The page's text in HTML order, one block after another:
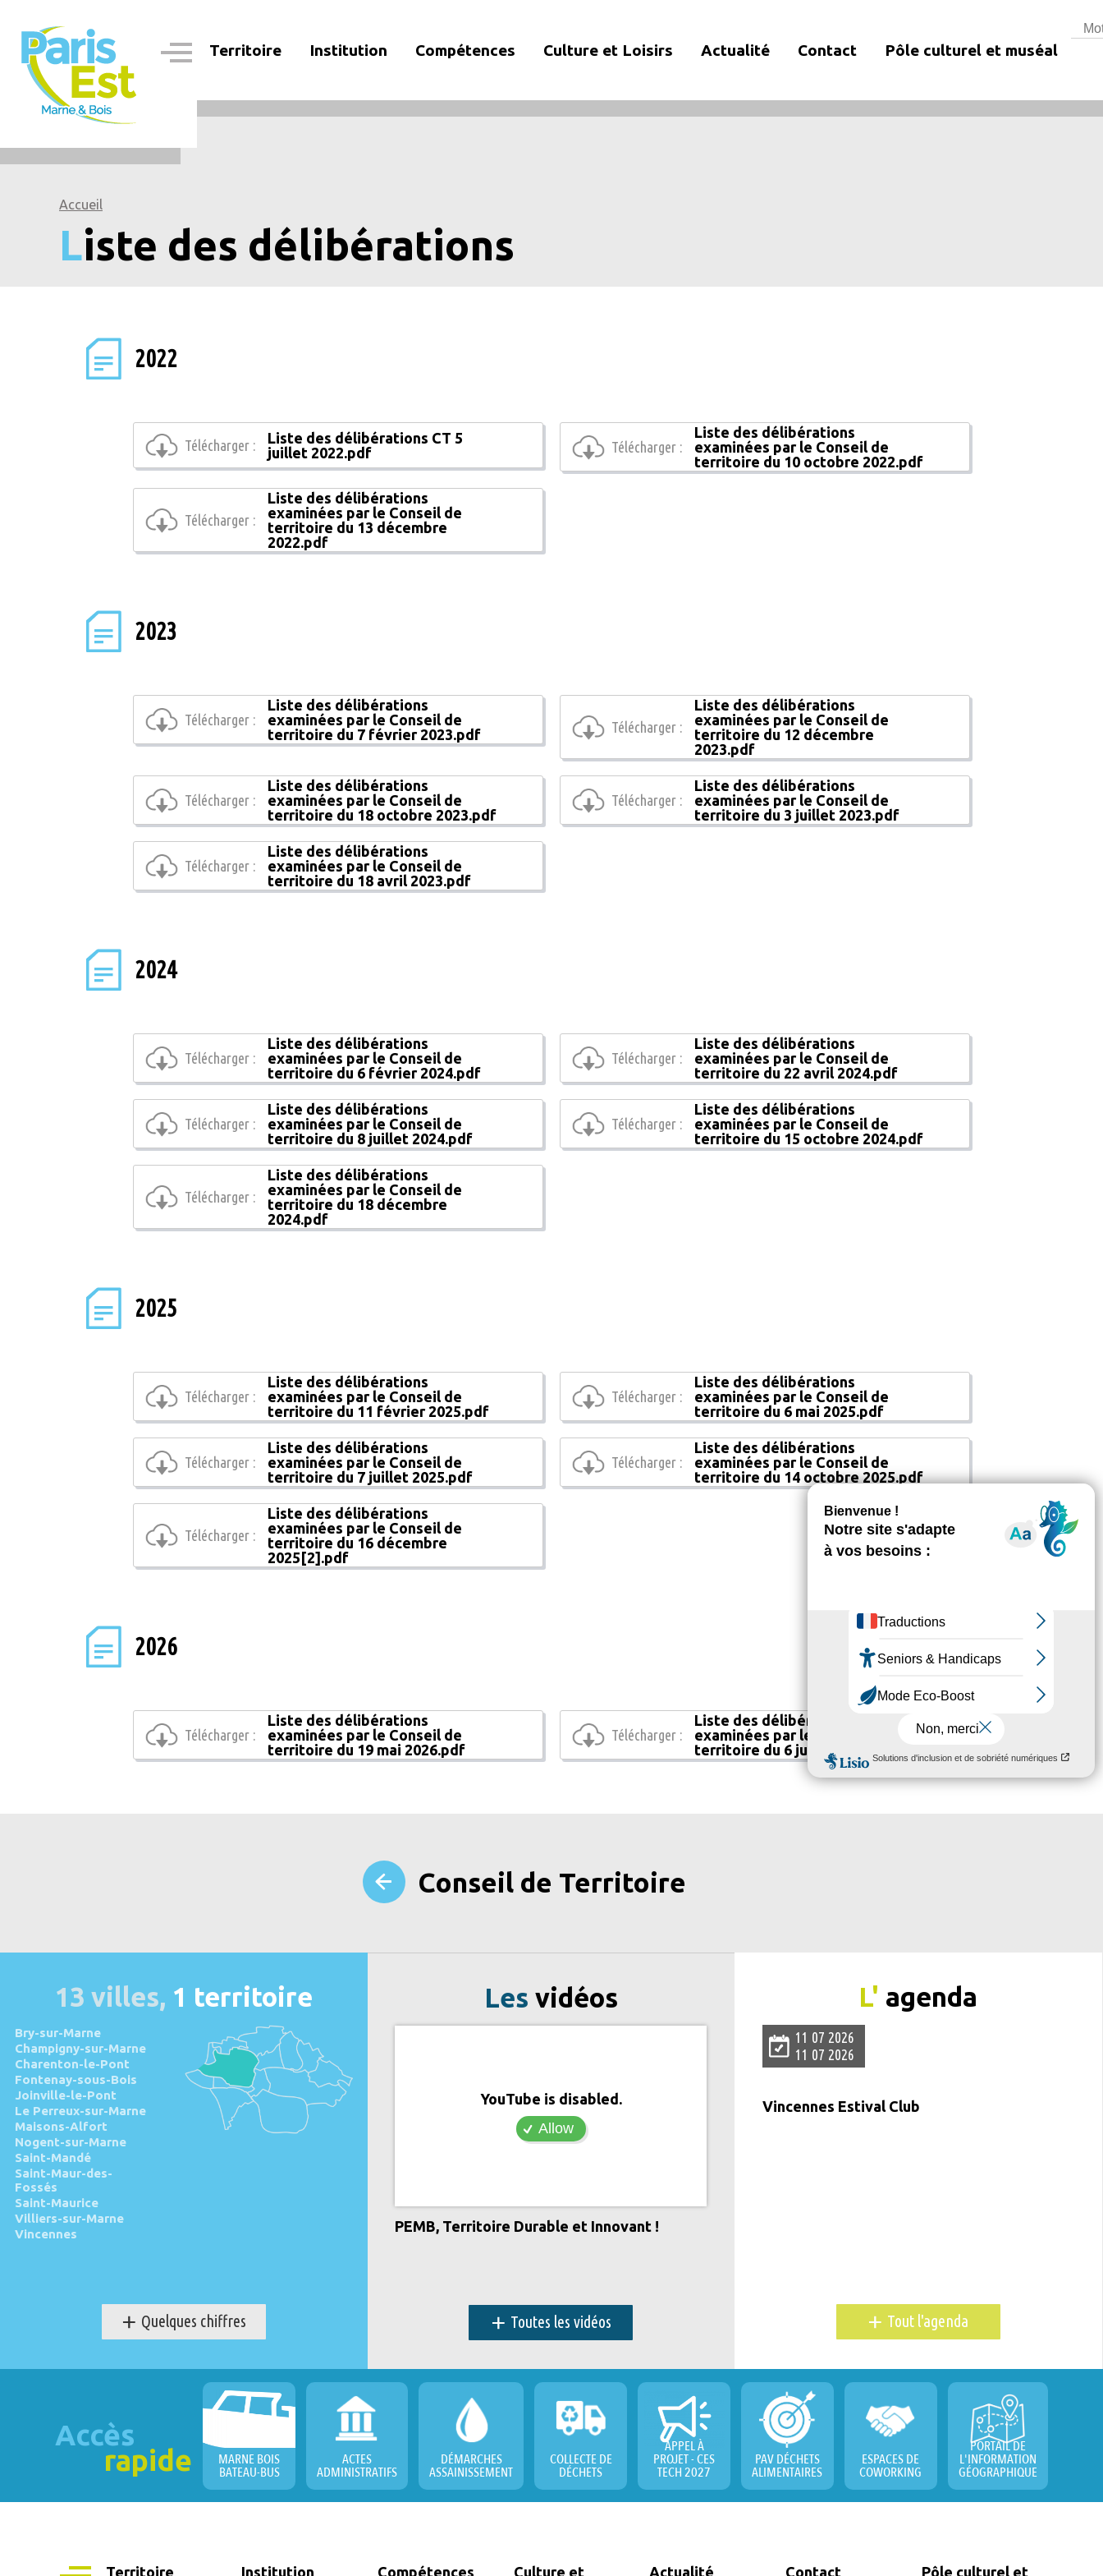
contenu
principal
Navigation
Territoire Institution Compétences Culture et Loisirs Actualité Contact Pôle culturel et muséal
Accueil
Liste des délibérations
2022
Télécharger :
Liste des délibérations CT 5
juillet 2022.pdf
Télécharger :
Liste des délibérations
examinées par le Conseil de
territoire du 10 octobre 2022.pdf
Télécharger :
Liste des délibérations
examinées par le Conseil de
territoire du 13 décembre
2022.pdf
2023
Télécharger :
Liste des délibérations
examinées par le Conseil de
territoire du 7 février 2023.pdf
Télécharger :
Liste des délibérations
examinées par le Conseil de
territoire du 12 décembre
2023.pdf
Télécharger :
Liste des délibérations
examinées par le Conseil de
territoire du 18 octobre 2023.pdf
Télécharger :
Liste des délibérations
examinées par le Conseil de
territoire du 3 juillet 2023.pdf
Télécharger :
Liste des délibérations
examinées par le Conseil de
territoire du 18 avril 2023.pdf
2024
Télécharger :
Liste des délibérations
examinées par le Conseil de
territoire du 6 février 2024.pdf
Télécharger :
Liste des délibérations
examinées par le Conseil de
territoire du 22 avril 2024.pdf
Télécharger :
Liste des délibérations
examinées par le Conseil de
territoire du 8 juillet 2024.pdf
Télécharger :
Liste des délibérations
examinées par le Conseil de
territoire du 15 octobre 2024.pdf
Télécharger :
Liste des délibérations
examinées par le Conseil de
territoire du 18 décembre
2024.pdf
2025
Télécharger :
Liste des délibérations
examinées par le Conseil de
territoire du 11 février 2025.pdf
Télécharger :
Liste des délibérations
examinées par le Conseil de
territoire du 6 mai 2025.pdf
Télécharger :
Liste des délibérations
examinées par le Conseil de
territoire du 7 juillet 2025.pdf
Télécharger :
Liste des délibérations
examinées par le Conseil de
territoire du 14 octobre 2025.pdf
Télécharger :
Liste des délibérations
examinées par le Conseil de
territoire du 16 décembre
2025[2].pdf
2026
Télécharger :
Liste des délibérations
examinées par le Conseil de
territoire du 19 mai 2026.pdf
Télécharger :
Liste des délibérations
examinées par le Conseil de
territoire du 6 juillet 2026.pdf
Conseil de Territoire
13 villes, 1 territoire
Bry-sur-Marne
Champigny-sur-Marne
Charenton-le-Pont
Fontenay-sous-Bois
Joinville-le-Pont
Le Perreux-sur-Marne
Maisons-Alfort
Nogent-sur-Marne
Saint-Mandé
Saint-Maur-des-
Fossés
Saint-Maurice
Villiers-sur-Marne
Vincennes
+ Quelques chiffres
Les vidéos
YouTube is disabled.
Allow
PEMB, Territoire Durable et Innovant !
+ Toutes les vidéos
L' agenda
11 07 2026
11 07 2026
Vincennes Estival Club
+ Tout l'agenda
Accès
rapide MARNE BOIS
BATEAU-BUS
ACTES
ADMINISTRATIFS
DÉMARCHES
ASSAINISSEMENT
COLLECTE DE
DÉCHETS
APPEL À
PROJET - CES
TECH 2027
PAV DÉCHETS
ALIMENTAIRES
ESPACES DE
COWORKING
PORTAIL DE
L'INFORMATION
GÉOGRAPHIQUE
Territoire Institution Compétences
Culture et
Actualité Contact
Pôle culturel et